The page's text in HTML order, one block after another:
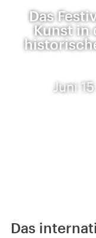
Das
Kunst in
Juni
Das